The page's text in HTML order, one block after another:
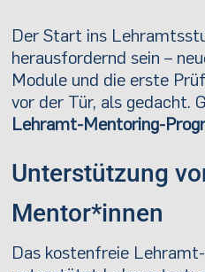
Der Start ins
herausfordernd sein –
Module und die erste
vor der Tür, als gedacht.
Lehramt-Mentoring-
Unterstützung
Mentor*innen
Das kostenfreie